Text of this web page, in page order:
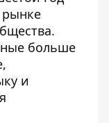
больше
и